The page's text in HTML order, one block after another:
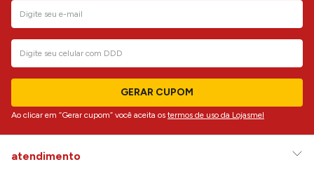
GERAR CUPOM
Ao clicar em “Gerar cupom” você aceita os termos de uso da Lojasmel
atendimento